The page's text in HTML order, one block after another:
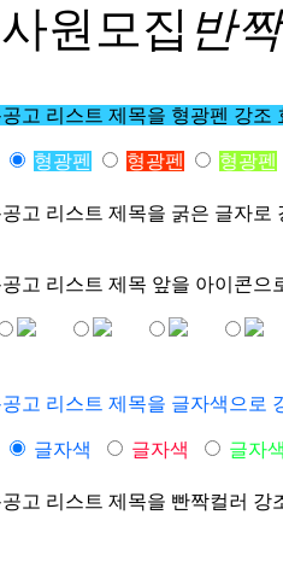
원모집 반
고 리스트 제목을 형광펜 강조
형광펜 형광펜 형광펜
고 리스트 제목을 굵은 글자로
고 리스트 제목 앞을 아이콘으
고 리스트 제목을 글자색으로
글자색 글자색 글자
고 리스트 제목을 빤짝컬러 강